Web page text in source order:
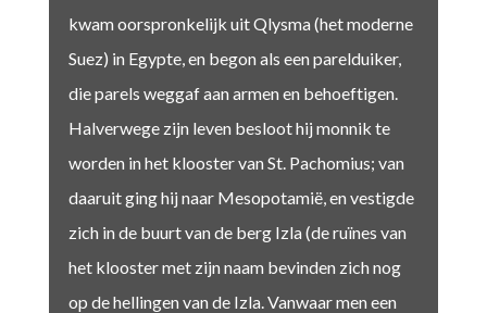
kwam oorspronkelijk uit Qlysma (het moderne
Suez) in Egypte, en begon als een parelduiker,
die parels weggaf aan armen en behoeftigen.
Halverwege zijn leven besloot hij monnik te
worden in het klooster van St. Pachomius; van
daaruit ging hij naar Mesopotamië, en vestigde
zich in de buurt van de berg Izla (de ruïnes van
het klooster met zijn naam bevinden zich nog
op de hellingen van de Izla. Vanwaar men een